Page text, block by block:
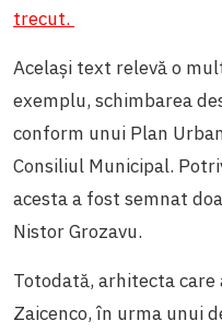
trecut.
Același text relevă o
exemplu, schimbarea
conform unui Plan
Consiliul Municipal.
acesta a fost semnat
Nistor Grozavu.
Totodată, arhitecta
Zaicenco, în urma unui